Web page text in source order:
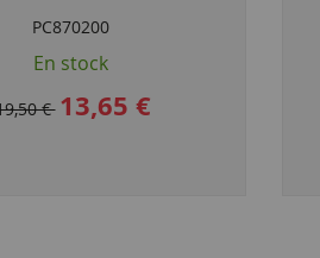
PC870200
En stock
€ 13,65 €